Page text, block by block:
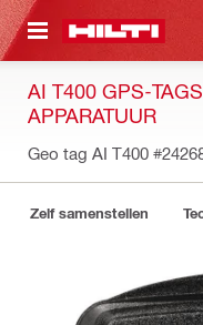
HOOFDINHOUD
AI T400 GPS-
APPARATUUR
Geo tag AI T400
Zelf samenstellen